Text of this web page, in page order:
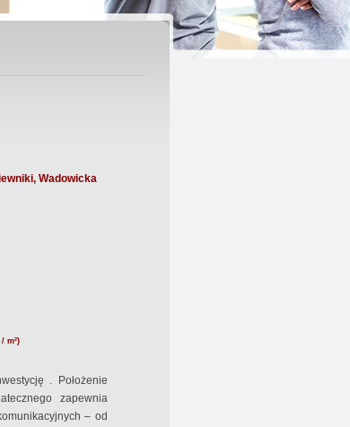
Wadowicka
m²)
. Położenie
zapewnia
– od